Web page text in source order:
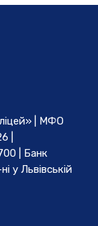
| МФО
|
| Банк
у Львівській